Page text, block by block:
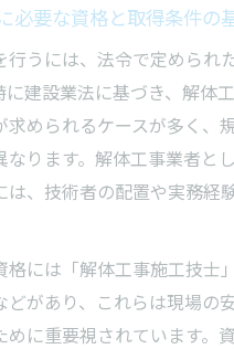
必要な資格と取得条件の
行うには、法令で定められ
に建設業法に基づき、解体
求められるケースが多く、
なります。解体工事業者と
は、技術者の配置や実務経
格には「解体工事施工技士
どがあり、これらは現場の
めに重要視されています。